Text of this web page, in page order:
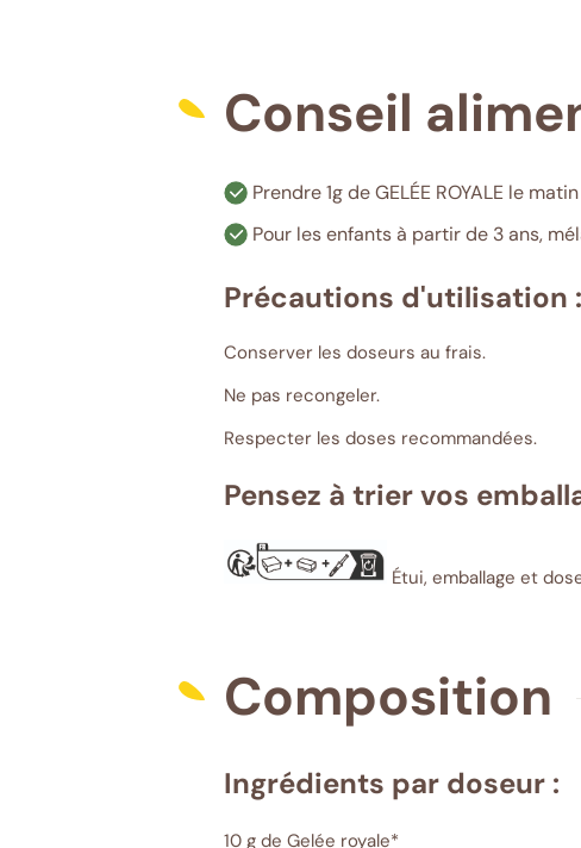
Conseil
Prendre 1g de GELÉE ROYALE le
Pour les enfants à partir de 3 ans,
Précautions d'utilisation :
Conserver les doseurs au frais.
Ne pas recongeler.
Respecter les doses recommandées.
Pensez à trier vos
Étui, emballage et
Composition
Ingrédients par doseur :
10 g de Gelée royale*